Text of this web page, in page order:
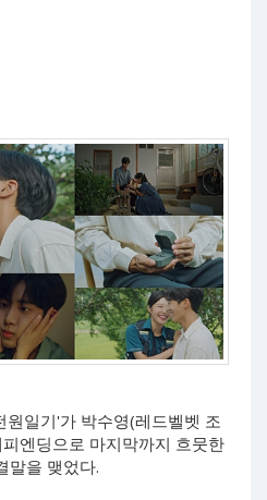
일기'가 박수영(레드벨벳 조
엔딩으로 마지막까지 흐뭇한
말을 맺었다.